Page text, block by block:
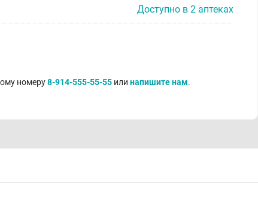
Доступно в 2 аптеках
номеру8-914-555-55-55 или напишите нам.